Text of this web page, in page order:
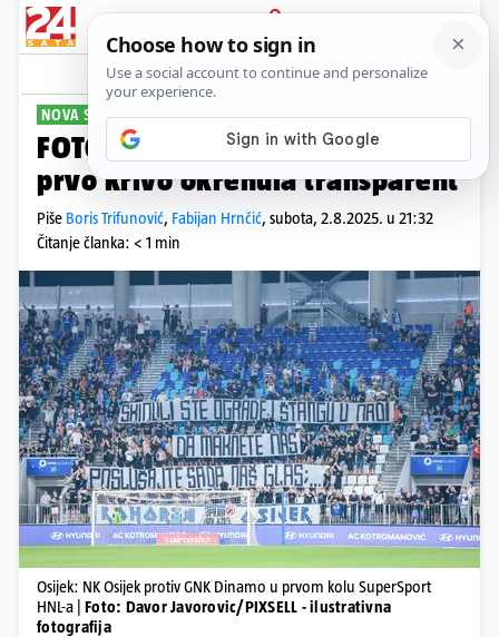
PRIJAVA
Sport Komentari
NOVA SEZONA, ISTI PROBLEMI
FOTO Kohorta oplela po upravi,
prvo krivo okrenula transparent
Piše Boris Trifunović, Fabijan Hrnčić, subota, 2.8.2025. u 21:32
Čitanje članka: < 1 min
Osijek: NK Osijek protiv GNK Dinamo u prvom kolu SuperSport
HNL-a | Foto: Davor Javorovic/PIXSELL - ilustrativna
fotografija